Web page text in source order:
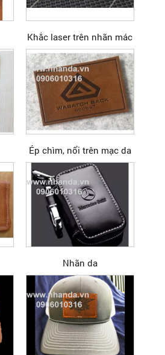
Khắc laser trên nhãn mác
Ép chìm, nổi trên mạc da
Nhãn da